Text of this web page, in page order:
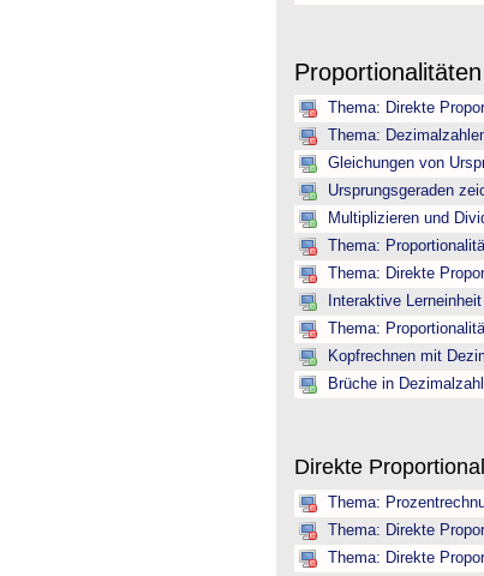
Proportionalitäten
Thema: Direkte
Thema:
Gleichungen von
Ursprungsgeraden
Multiplizieren und
Thema:
Thema: Direkte
Interaktive
Thema:
Kopfrechnen mit
Brüche in
Direkte
Thema:
Thema: Direkte
Thema: Direkte